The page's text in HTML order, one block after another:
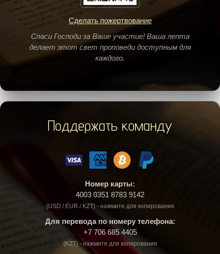
Сделать пожертвование
Спаси Господи за Ваше участие! Ваша лепта
делает этот свет проповеди доступным для
каждого.
Поддержать команду
Номер карты:
4003 0351 8783 9142
(USD / EUR / KZT) - нажмите для копирования
Для перевода по номеру телефона:
+7 706 685 4405
(KZT) - нажмите для копирования